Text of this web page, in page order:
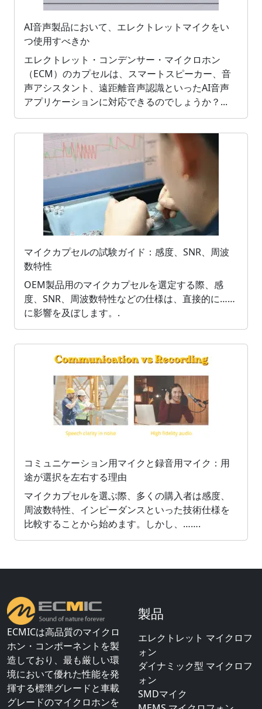
AI音声製品において、エレクトレットマイクをい
つ使用すべきか
エレクトレット・コンデンサー・マイクロホン
（ECM）のカプセルは、スマートスピーカー、音
声アシスタント、遠距離音声認識といったAI音声
アプリケーションに対応できるのでしょうか？...
マイクカプセルの試験ガイド：感度、SNR、周波
数特性
OEM製品用のマイクカプセルを選定する際、感
度、SNR、周波数特性などの仕様は、直接的に……
に影響を及ぼします。.
コミュニケーション用マイクと録音用マイク：用
途が選択を左右する理由
マイクカプセルを選ぶ際、多くの購入者は感度、
周波数特性、インピーダンスといった技術仕様を
比較することから始めます。しかし、…….
ECMICは高品質のマイクロ
ホン・コンポーネントを製
造しており、最も厳しい環
境において優れた性能を発
揮する標準グレードと車載
グレードのマイクロホンを
製品
エレクトレット マイクロフ
ォン
ダイナミック型 マイクロフ
ォン
SMDマイク